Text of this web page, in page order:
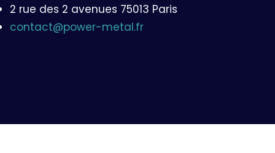
fenêtre PVC
2 rue des 2 avenues 75013 Paris
contact@power-metal.fr